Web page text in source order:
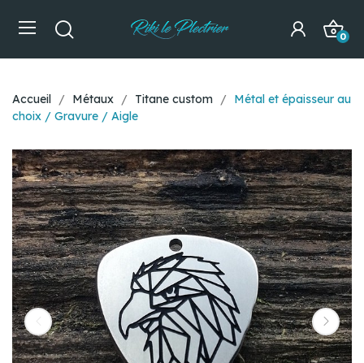
0
Accueil Métaux Titane custom
Métal et épaisseur au
choix / Gravure / Aigle